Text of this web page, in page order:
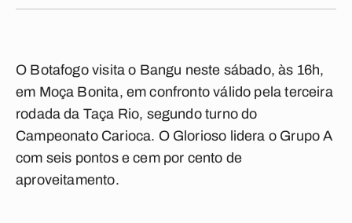
O Botafogo visita o Bangu neste sábado, às 16h,
em Moça Bonita, em confronto válido pela terceira
rodada da Taça Rio, segundo turno do
Campeonato Carioca. O Glorioso lidera o Grupo A
com seis pontos e cem por cento de
aproveitamento.